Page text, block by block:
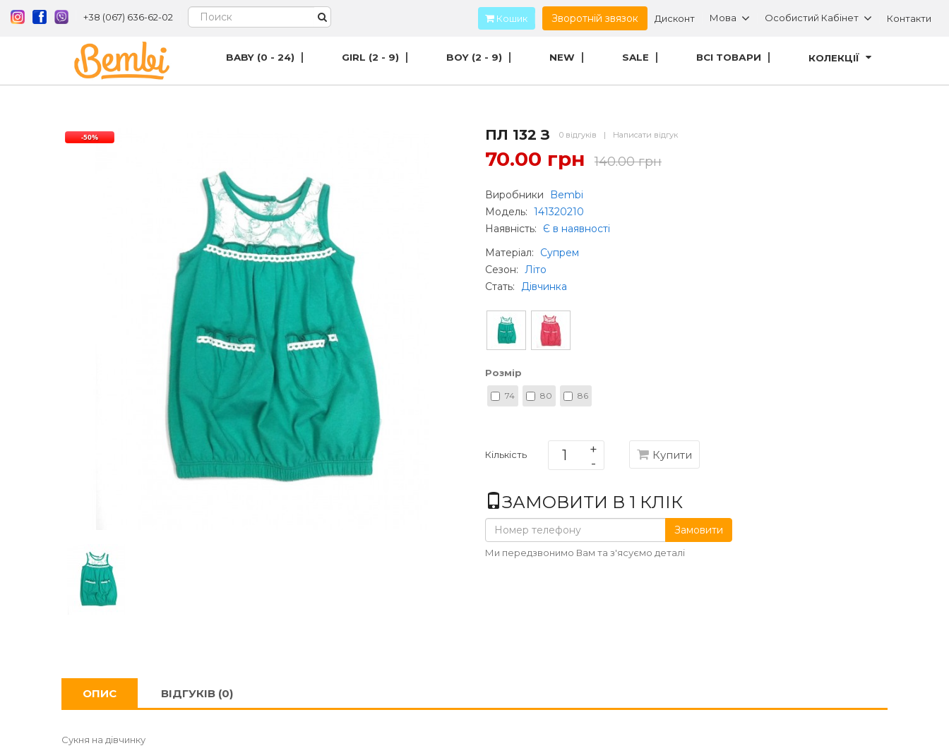
+38 (067) 636-62-02 Кошик Зворотній звязок Дисконт Мова Особистий Кабінет Контакти
BABY (0 - 24) GIRL (2 - 9) BOY (2 - 9) NEW SALE ВСІ ТОВАРИ КОЛЕКЦІЇ
-50% ПЛ 132 З 0 відгуків | Написати відгук
70.00 грн 140.00 грн
Виробники
Bembi
Модель: 141320210
Наявність:
Є в наявності
Матеріал:
Супрем
Сезон: Літо
Стать: Дівчинка
Розмір
74 80 86
Кількість Купити
ЗАМОВИТИ В 1 КЛІК
Замовити
Ми передзвонимо Вам та з'ясуємо деталі
ОПИС ВІДГУКІВ (0)
Сукня на дівчинку